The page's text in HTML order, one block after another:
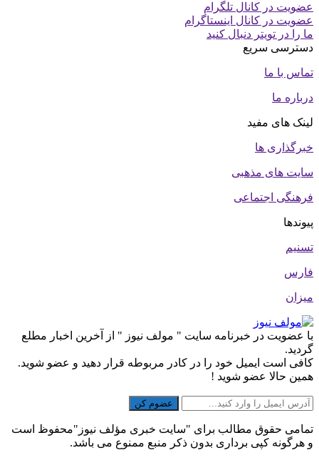
عضویت در کانال تلگرام
عضویت در کانال اینستاگرام
ما را در تویتر دنبال کنید
دسترسی سریع
تماس با ما
درباره ما
لینک های مفید
خبرگذاری ها
سایت های مذهبی
فرهنگی اجتماعی
پیوندها
تسنیم
فارس
میزان
با عضویت در خبرنامه سایت " مولف نیوز " از آخرین اخبار مطلع
گردید.
کافی است ایمیل خود را در کادر مربوطه قرار دهید و عضو شوید.
همین حالا عضو شوید !
تمامی حقوق مطالب برای "سایت خبری مؤلف نیوز"محفوظ است
و هرگونه کپی برداری بدون ذکر منبع ممنوع می باشد.